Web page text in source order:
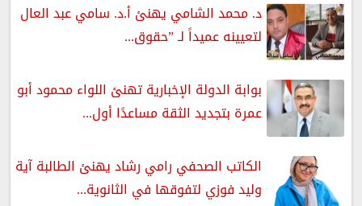
​د. محمد الشامي يهنئ أ.د. سامي عبد العال
لتعيينه عميداً لـ ”حقوق...
بوابة الدولة الإخبارية تهنئ اللواء محمود أبو
عمرة بتجديد الثقة مساعدًا أول...
الكاتب الصحفي رامي رشاد يهنئ الطالبة آية
وليد فوزي لتفوقها في الثانوية...